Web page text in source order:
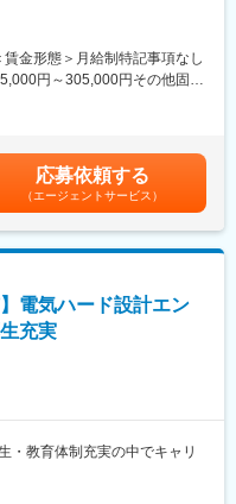
アップが収入にも反映されま
多数。安定した技術力供給を
いただけます！
リモート・エンハンス）
造・単体テスト、シナリオテ
守・運用
フォームマイグレーション
開発、SharePoint開発
金形態＞月給制特記事項なし
円～305,000円その他固定
：年1回（7月）※前年度昇給
分■その他定額手当：リモー
役割管理手当（対象者のみ）
クトマネージャー：550～
～570万円賃金はあくまでも
下する可能性があります。月
す。
応募依頼する
（エージェントサービス）
電気ハード設計エン
充実
・教育体制充実の中でキャリ